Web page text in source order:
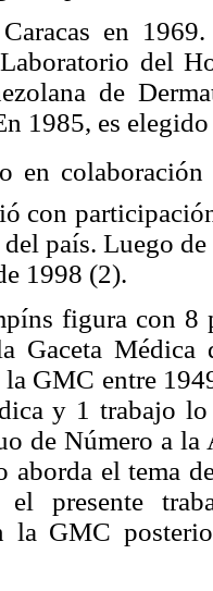
en
del
de
1985, es
en
con
país. Luego
1998 (2).
figura con 8
Gaceta Médica
GMC entre
y 1 trabajo
de Número a la
aborda el tema
el presente
la GMC